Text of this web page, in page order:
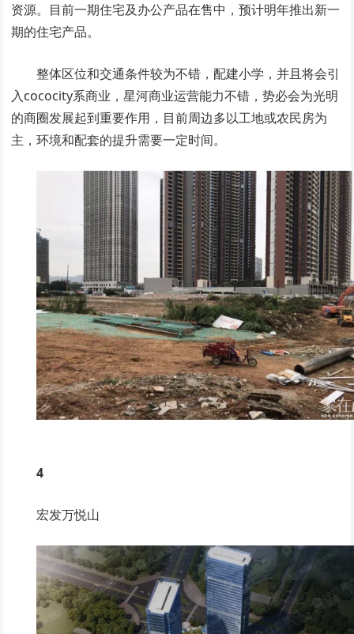
资源。目前一期住宅及办公产品在售中，预计明年推出新一
期的住宅产品。
整体区位和交通条件较为不错，配建小学，并且将会引
入cococity系商业，星河商业运营能力不错，势必会为光明
的商圈发展起到重要作用，目前周边多以工地或农民房为
主，环境和配套的提升需要一定时间。
4
宏发万悦山